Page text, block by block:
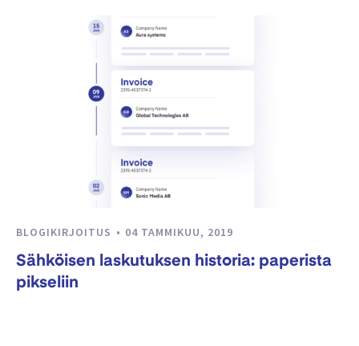
BLOGIKIRJOITUS 04 TAMMIKUU, 2019
Sähköisen laskutuksen historia: paperista
pikseliin